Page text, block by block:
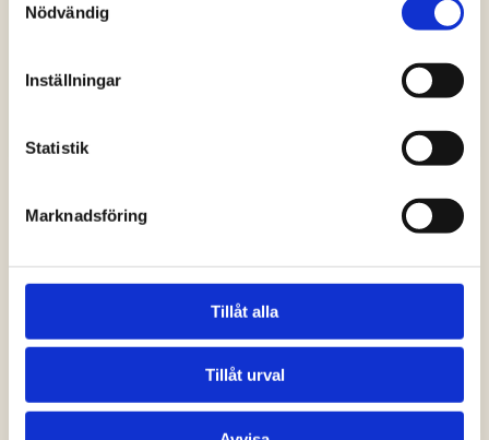
Nödvändig
Inställningar
Statistik
Marknadsföring
Tillåt alla
Tillåt urval